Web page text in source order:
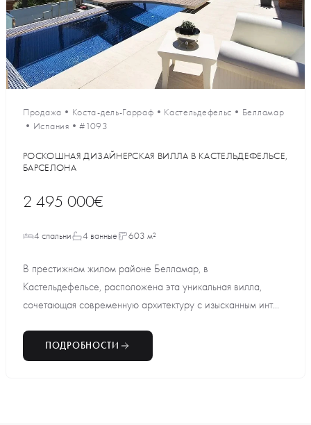
Продажа • Коста-дель-Гарраф • Кастельдефельс • Белламар
• Испания •#1093
РОСКОШНАЯ ДИЗАЙНЕРСКАЯ ВИЛЛА В КАСТЕЛЬДЕФЕЛЬСЕ,
БАРСЕЛОНА
2 495 000€
4 спальни 4 ванные 603 м²
В престижном жилом районе Белламар, в
Кастельдефельсе, расположена эта уникальная вилла,
сочетающая современную архитектуру с изысканным инт...
ПОДРОБНОСТИ